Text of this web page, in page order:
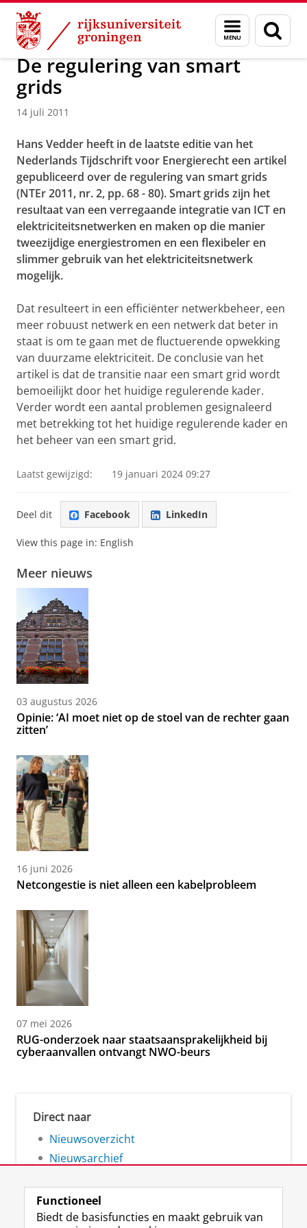
Skip
Content
Skip
Navigation
Menu
en
zoeken
Over ons Actueel Nieuws Nieuwsberichten
De regulering van smart
grids
14 juli 2011
Hans Vedder heeft in de laatste editie van het
Nederlands Tijdschrift voor Energierecht een artikel
gepubliceerd over de regulering van smart grids
(NTEr 2011, nr. 2, pp. 68 - 80). Smart grids zijn het
resultaat van een verregaande integratie van ICT en
elektriciteitsnetwerken en maken op die manier
tweezijdige energiestromen en een flexibeler en
slimmer gebruik van het elektriciteitsnetwerk
mogelijk.
Dat resulteert in een efficiënter netwerkbeheer, een
meer robuust netwerk en een netwerk dat beter in
staat is om te gaan met de fluctuerende opwekking
van duurzame elektriciteit. De conclusie van het
artikel is dat de transitie naar een smart grid wordt
bemoeilijkt door het huidige regulerende kader.
Verder wordt een aantal problemen gesignaleerd
met betrekking tot het huidige regulerende kader en
het beheer van een smart grid.
Laatst gewijzigd: 19 januari 2024 09:27
Deel dit Facebook LinkedIn
View this page in: English
Meer nieuws
03 augustus 2026
Opinie: ‘AI moet niet op de stoel van de rechter gaan
zitten’
16 juni 2026
Netcongestie is niet alleen een kabelprobleem
07 mei 2026
RUG-onderzoek naar staatsaansprakelijkheid bij
cyberaanvallen ontvangt NWO-beurs
Direct naar
Nieuwsoverzicht
Nieuwsarchief
Functioneel
Biedt de basisfuncties en maakt gebruik van